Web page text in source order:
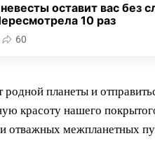
оставит вас без
10 раз
60
планеты и
красоту нашего
отважных межпланетных